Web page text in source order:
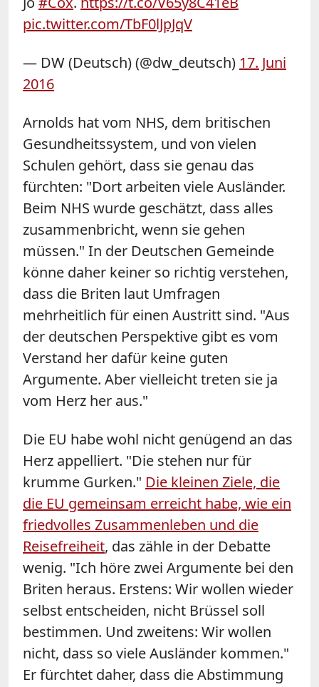
pic.twitter.com/TbF0lJpJqV
— DW (Deutsch) (@dw_deutsch) 17. Juni
2016
Arnolds hat vom NHS, dem britischen
Gesundheitssystem, und von vielen
Schulen gehört, dass sie genau das
fürchten: "Dort arbeiten viele Ausländer.
Beim NHS wurde geschätzt, dass alles
zusammenbricht, wenn sie gehen
müssen." In der Deutschen Gemeinde
könne daher keiner so richtig verstehen,
dass die Briten laut Umfragen
mehrheitlich für einen Austritt sind. "Aus
der deutschen Perspektive gibt es vom
Verstand her dafür keine guten
Argumente. Aber vielleicht treten sie ja
vom Herz her aus."
Die EU habe wohl nicht genügend an das
Herz appelliert. "Die stehen nur für
krumme Gurken." Die kleinen Ziele, die
die EU gemeinsam erreicht habe, wie ein
friedvolles Zusammenleben und die
Reisefreiheit, das zähle in der Debatte
wenig. "Ich höre zwei Argumente bei den
Briten heraus. Erstens: Wir wollen wieder
selbst entscheiden, nicht Brüssel soll
bestimmen. Und zweitens: Wir wollen
nicht, dass so viele Ausländer kommen."
Er fürchtet daher, dass die Abstimmung